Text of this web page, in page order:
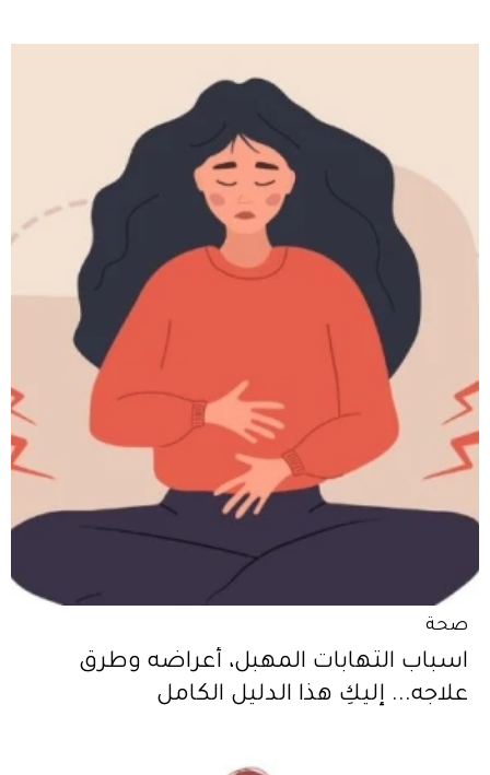
صحة
اسباب التهابات المهبل، أعراضه وطرق
علاجه... إليكِ هذا الدليل الكامل